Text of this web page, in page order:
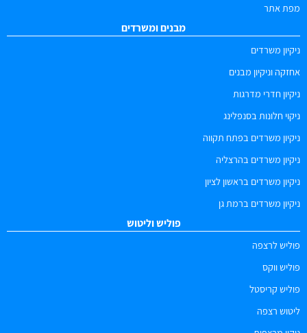
מפת אתר
מבנים ומשרדים
ניקיון משרדים
אחזקה וניקיון מבנים
ניקיון חדרי מדרגות
ניקוי חלונות בסנפלינג
ניקיון משרדים בפתח תקווה
ניקיון משרדים בהרצליה
ניקיון משרדים בראשון לציון
ניקיון משרדים ברמת גן
פוליש וליטוש
פוליש לרצפה
פוליש ווקס
פוליש קריסטל
ליטוש רצפה